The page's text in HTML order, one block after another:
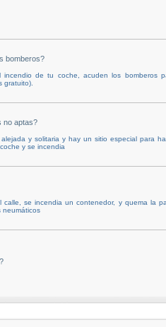
bomberos?
incendio de tu coche, acuden los bomberos
gratuito).
no aptas?
y solitaria y hay un sitio especial para
y se incendia
se incendia un contenedor, y quema la
neumáticos